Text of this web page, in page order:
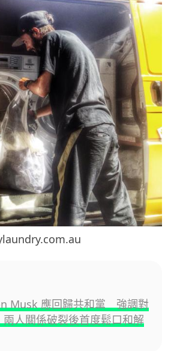
Musk 應回歸共和黨 強調對
人關係破裂後首度鬆口和解